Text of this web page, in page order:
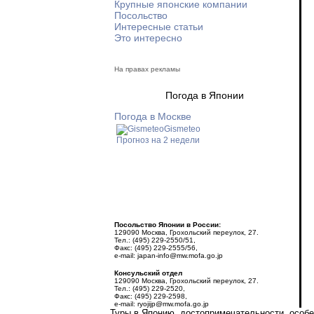
Крупные японские компании
Посольство
Интересные статьи
Это интересно
На правах рекламы
Погода в Японии
Погода в Москве
Gismeteo
Прогноз на 2 недели
Посольство Японии в России:
129090 Москва, Грохольский переулок, 27.
Тел.: (495) 229-2550/51,
Факс: (495) 229-2555/56,
e-mail: japan-info@mw.mofa.go.jp
Консульский отдел
129090 Москва, Грохольский переулок, 27.
Тел.: (495) 229-2520,
Факс: (495) 229-2598,
e-mail: ryojijp@mw.mofa.go.jp